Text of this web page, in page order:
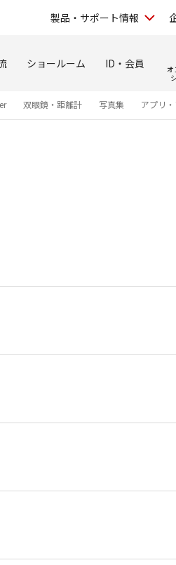
製品・サポート情報
ショールーム ID・会員
オ
双眼鏡・距離計 写真集 アプリ